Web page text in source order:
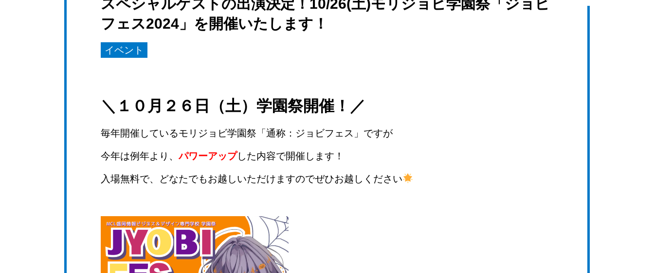
スペシャルゲストの出演決定！10/26(土)モリジョビ学園祭「ジョビ
フェス2024」を開催いたします！
イベント
＼１０月２６日（土）学園祭開催！／
毎年開催しているモリジョビ学園祭「通称：ジョビフェス」ですが
今年は例年より、パワーアップした内容で開催します！
入場無料で、どなたでもお越しいただけますのでぜひお越しください